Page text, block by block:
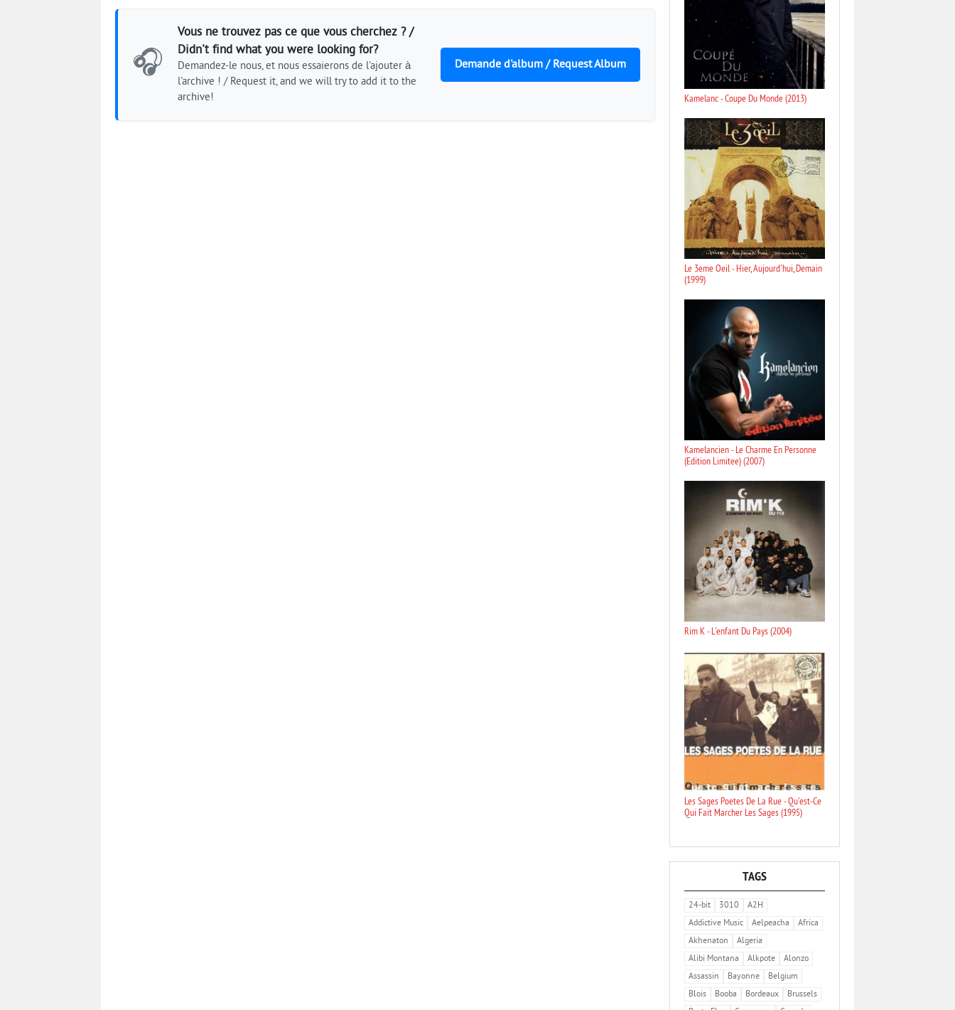
🎧
Vous ne trouvez pas ce que vous cherchez ? /
Didn't find what you were looking for?
Demandez-le nous, et nous essaierons de l'ajouter à
l'archive ! / Request it, and we will try to add it to the
archive!
Demande d'album / Request Album
Kamelanc - Coupe Du Monde (2013)
Le 3eme Oeil - Hier, Aujourd'hui, Demain
(1999)
Kamelancien - Le Charme En Personne
(Edition Limitee) (2007)
Rim K - L'enfant Du Pays (2004)
Les Sages Poetes De La Rue - Qu'est-Ce
Qui Fait Marcher Les Sages (1995)
TAGS
24-bit 3010
A2H
Addictive Music
Aelpeacha
Africa
Akhenaton
Algeria
Alibi Montana
Alkpote
Alonzo
Assassin
Bayonne
Belgium
Blois
Booba Bordeaux
Brussels